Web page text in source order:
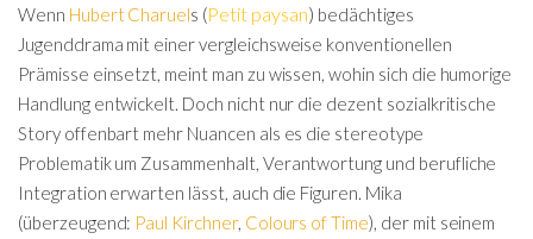
Wenn Hubert Charuels (Petit paysan) bedächtiges
Jugenddrama mit einer vergleichsweise konventionellen
Prämisse einsetzt, meint man zu wissen, wohin sich die humorige
Handlung entwickelt. Doch nicht nur die dezent sozialkritische
Story offenbart mehr Nuancen als es die stereotype
Problematik um Zusammenhalt, Verantwortung und berufliche
Integration erwarten lässt, auch die Figuren. Mika
(überzeugend: Paul Kirchner, Colours of Time), der mit seinem